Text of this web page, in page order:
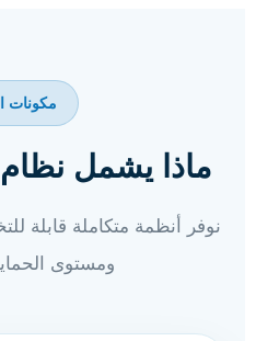
مكونات
ماذا يشمل نظام
نوفر أنظمة متكاملة قابلة
ومستوى